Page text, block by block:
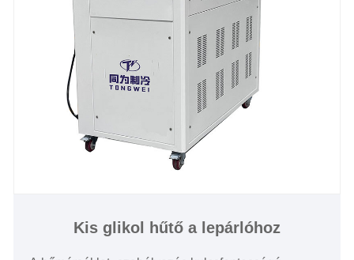
Hűtött víz hőmérséklete: -30 ℃ és 5 ℃ között
Hűtőközeg: Környezetbarát R404a
Tápegység: 380V/50HZ /3PH (normál) / 208-
480V/60HZ/3PH (testreszabott)
Kompresszor márka: Panasonic / Danfsoo Scroll
Compressor
Az elpárologtató típusa: SS lemeztípus (szabványos)
/ testre szabott héj és cső)
Kis glikol hűtő a lepárlóhoz